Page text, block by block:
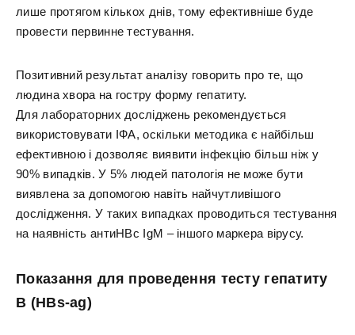
лише протягом кількох днів, тому ефективніше буде
провести первинне тестування.
Позитивний результат аналізу говорить про те, що
людина хвора на гостру форму гепатиту.
Для лабораторних досліджень рекомендується
використовувати ІФА, оскільки методика є найбільш
ефективною і дозволяє виявити інфекцію більш ніж у
90% випадків. У 5% людей патологія не може бути
виявлена за допомогою навіть найчутливішого
дослідження. У таких випадках проводиться тестування
на наявність антиHBc IgM – іншого маркера вірусу.
Показання для проведення тесту гепатиту
В (HBs-ag)